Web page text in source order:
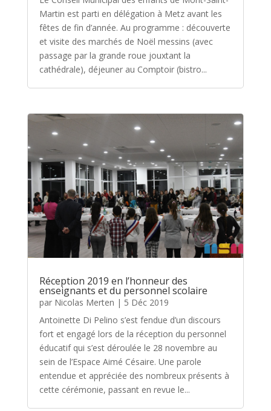
Martin est parti en délégation à Metz avant les
fêtes de fin d’année. Au programme : découverte
et visite des marchés de Noël messins (avec
passage par la grande roue jouxtant la
cathédrale), déjeuner au Comptoir (bistro...
Réception 2019 en l’honneur des
enseignants et du personnel scolaire
par Nicolas Merten | 5 Déc 2019
Antoinette Di Pelino s’est fendue d’un discours
fort et engagé lors de la réception du personnel
éducatif qui s’est déroulée le 28 novembre au
sein de l’Espace Aimé Césaire. Une parole
entendue et appréciée des nombreux présents à
cette cérémonie, passant en revue le...